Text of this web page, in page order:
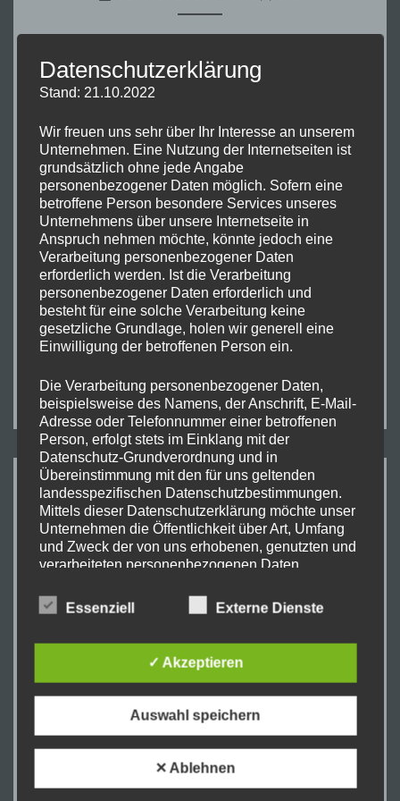
SAISON
LÄUFT!
Das Wetter spielt mit… Unsere ersten Open Air
Auftritte in diesem Jahr sind geglückt. Besonders
Maiwoche (Hasestraßenfest) hingefiebert. Als wir
wie vereinbart um 16 Uhr unsere Anlage (Bühne
Sunderdiek) aufbauen wollten, wurde gerade erst
damit begonnen eine Bühne zu errichten. Solche
Situationen bringen den Musikerpuls schon mal in
Wallung! Aber zu unserem Glück, waren super nette
und top fitte Bühnenbauer am werkeln. Wir konnten
parallel zu deren Aufbauarbeiten schon unsere PA…
WEITERLESENWEITERLESEN
WIR HABEN ES GESCHAFFT!
Datenschutzerklärung
Stand: 21.10.2022
Wir freuen uns sehr über Ihr Interesse an unserem
Unternehmen. Eine Nutzung der Internetseiten ist
grundsätzlich ohne jede Angabe
personenbezogener Daten möglich. Sofern eine
betroffene Person besondere Services unseres
Unternehmens über unsere Internetseite in
Anspruch nehmen möchte, könnte jedoch eine
Verarbeitung personenbezogener Daten
erforderlich werden. Ist die Verarbeitung
personenbezogener Daten erforderlich und
besteht für eine solche Verarbeitung keine
gesetzliche Grundlage, holen wir generell eine
Einwilligung der betroffenen Person ein.
Die Verarbeitung personenbezogener Daten,
beispielsweise des Namens, der Anschrift, E-Mail-
Adresse oder Telefonnummer einer betroffenen
Person, erfolgt stets im Einklang mit der
Datenschutz-Grundverordnung und in
Übereinstimmung mit den für uns geltenden
landesspezifischen Datenschutzbestimmungen.
Mittels dieser Datenschutzerklärung möchte unser
Unternehmen die Öffentlichkeit über Art, Umfang
und Zweck der von uns erhobenen, genutzten und
verarbeiteten personenbezogenen Daten
mittels dieser Datenschutzerklärung über die ihnen
zustehenden Rechte aufgeklärt.
Wir haben als für die Verarbeitung Verantwortlicher
zahlreiche technische und organisatorische
Maßnahmen umgesetzt, um einen möglichst
lückenlosen Schutz der über diese Internetseite
sicherzustellen. Dennoch können Internetbasierte
Datenübertragungen grundsätzlich
Essenziell Externe Dienste
✓ Akzeptieren
Auswahl speichern
✕ Ablehnen